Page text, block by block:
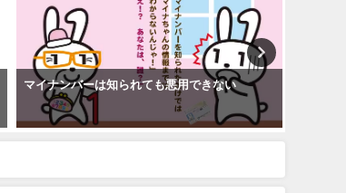
マイナンバーは知られても悪用できない